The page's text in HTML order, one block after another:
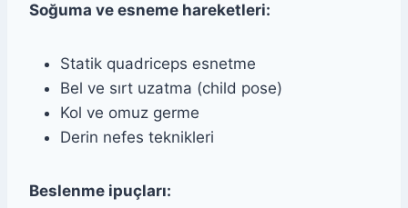
Soğuma ve esneme hareketleri:
Statik quadriceps esnetme
Bel ve sırt uzatma (child pose)
Kol ve omuz germe
Derin nefes teknikleri
Beslenme ipuçları: